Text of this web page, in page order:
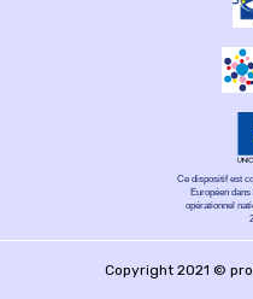
Ce dispositif est
Européen
opérationnel
Copyright 2021 ©